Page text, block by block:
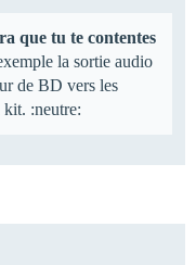
que tu te contentes
la sortie audio
de BD vers les
kit. :neutre: